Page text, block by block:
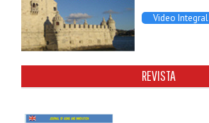
Video Integral
REVISTA